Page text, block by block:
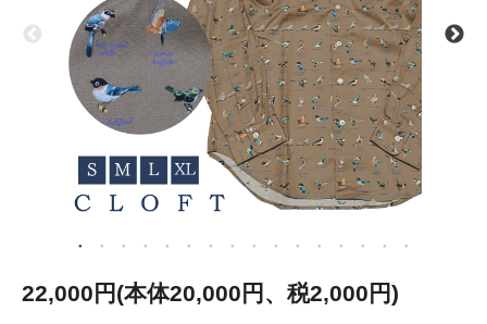
22,000円(本体20,000円、税2,000円)